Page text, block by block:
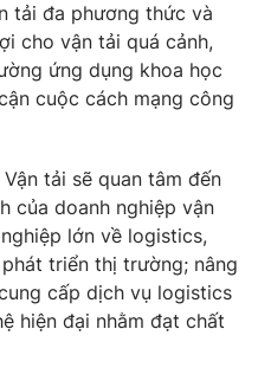
Thể thao
động sản
tải đa phương thức và
cho vận tải quá cảnh,
ứng dụng khoa học
cuộc cách mạng công
tải sẽ quan tâm đến
của doanh nghiệp vận
lớn về logistics,
triển thị trường; nâng
cấp dịch vụ logistics
hiện đại nhằm đạt chất